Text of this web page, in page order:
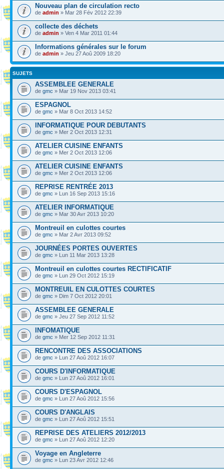
Nouveau plan de circulation recto
de admin » Mar 28 Fév 2012 22:39
collecte des déchets
de admin » Ven 4 Mar 2011 01:44
Informations générales sur le forum
de admin » Jeu 27 Aoû 2009 18:20
SUJETS
ASSEMBLEE GENERALE
de gmc » Mar 19 Nov 2013 03:41
ESPAGNOL
de gmc » Mar 8 Oct 2013 14:52
INFORMATIQUE POUR DEBUTANTS
de gmc » Mer 2 Oct 2013 12:31
ATELIER CUISINE ENFANTS
de gmc » Mer 2 Oct 2013 12:06
ATELIER CUISINE ENFANTS
de gmc » Mer 2 Oct 2013 12:06
REPRISE RENTRÉE 2013
de gmc » Lun 16 Sep 2013 15:16
ATELIER INFORMATIQUE
de gmc » Mar 30 Avr 2013 10:20
Montreuil en culottes courtes
de gmc » Mar 2 Avr 2013 09:52
JOURNÉES PORTES OUVERTES
de gmc » Lun 11 Mar 2013 13:28
Montreuil en culottes courtes RECTIFICATIF
de gmc » Lun 29 Oct 2012 15:19
MONTREUIL EN CULOTTES COURTES
de gmc » Dim 7 Oct 2012 20:01
ASSEMBLEE GENERALE
de gmc » Jeu 27 Sep 2012 11:52
INFOMATIQUE
de gmc » Mer 12 Sep 2012 11:31
RENCONTRE DES ASSOCIATIONS
de gmc » Lun 27 Aoû 2012 16:07
COURS D'INFORMATIQUE
de gmc » Lun 27 Aoû 2012 16:01
COURS D'ESPAGNOL
de gmc » Lun 27 Aoû 2012 15:56
COURS D'ANGLAIS
de gmc » Lun 27 Aoû 2012 15:51
REPRISE DES ATELIERS 2012/2013
de gmc » Lun 27 Aoû 2012 12:20
Voyage en Angleterre
de gmc » Lun 23 Avr 2012 12:46